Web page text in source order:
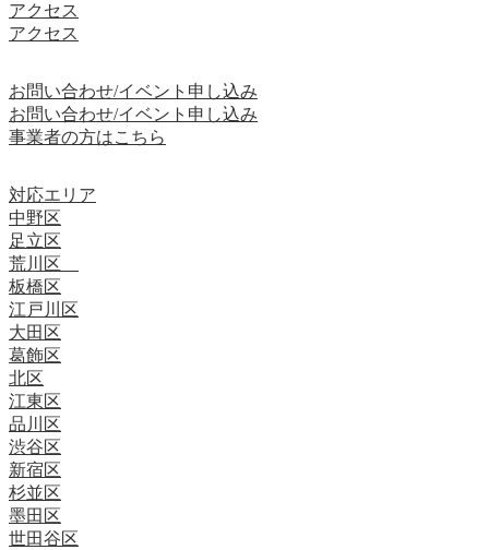
アクセス
アクセス
お問い合わせ/イベント申し込み
お問い合わせ/イベント申し込み
事業者の方はこちら
対応エリア
中野区
足立区
荒川区
板橋区
江戸川区
大田区
葛飾区
北区
江東区
品川区
渋谷区
新宿区
杉並区
墨田区
世田谷区